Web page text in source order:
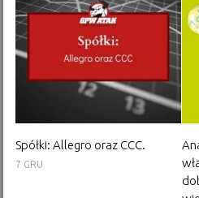
Spółki: Allegro oraz CCC.
7 GRU